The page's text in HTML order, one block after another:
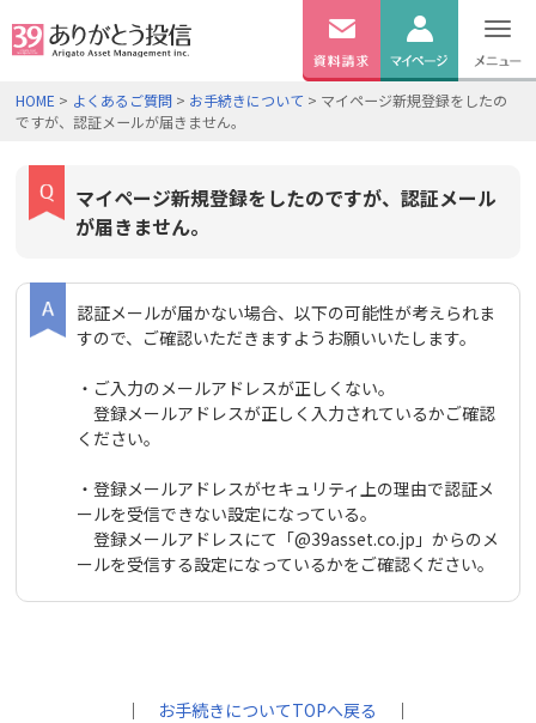
無料資料
ログイン
HOME > よくあるご質問 > お手続きについて > マイページ新規登録をしたの
ですが、認証メールが届きません。
マイページ新規登録をしたのですが、認証メール
が届きません。
認証メールが届かない場合、以下の可能性が考えられま
すので、ご確認いただきますようお願いいたします。
・ご入力のメールアドレスが正しくない。
登録メールアドレスが正しく入力されているかご確認
ください。
・登録メールアドレスがセキュリティ上の理由で認証メ
ールを受信できない設定になっている。
登録メールアドレスにて「@39asset.co.jp」からのメ
ールを受信する設定になっているかをご確認ください。
｜ お手続きについてTOPへ戻る ｜